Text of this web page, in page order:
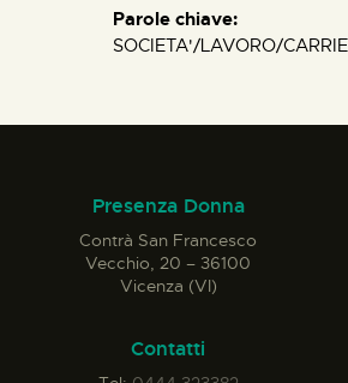
Parole chiave:
SOCIETA'/LAVORO/
Presenza Donna
Contrà San Francesco
Vecchio, 20 – 36100
Vicenza (VI)
Contatti